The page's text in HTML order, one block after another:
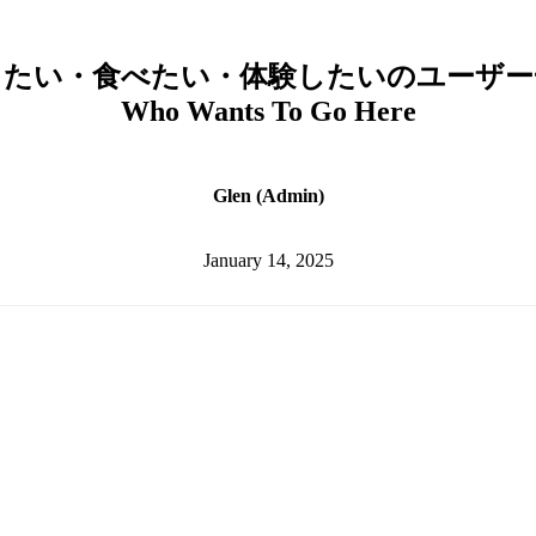
い・食べたい・体験したいのユーザ
Who Wants To Go Here
Glen (Admin)
January 14, 2025